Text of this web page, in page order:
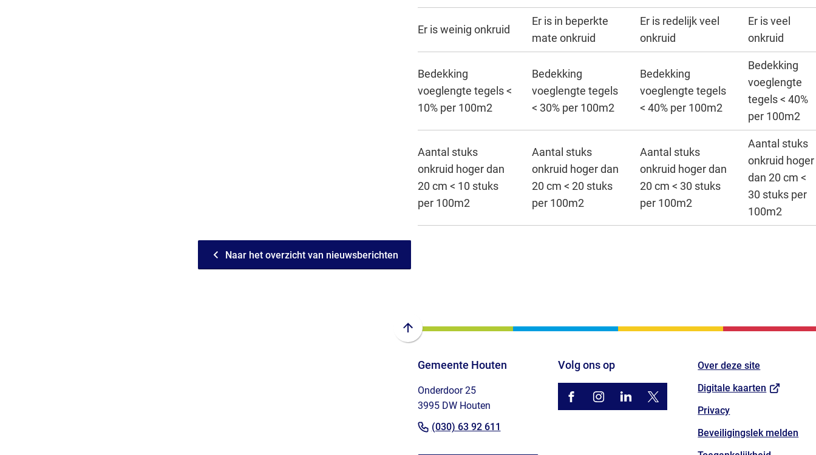
Er is weinig onkruid
Er is in beperkte
mate onkruid
Er is redelijk veel
onkruid
Er is veel
onkruid
Bedekking
voeglengte tegels <
10% per 100m2
Bedekking
voeglengte tegels
< 30% per 100m2
Bedekking
voeglengte tegels
< 40% per 100m2
Bedekking
voeglengte
tegels < 40%
per 100m2
Aantal stuks
onkruid hoger dan
20 cm < 10 stuks
per 100m2
Aantal stuks
onkruid hoger dan
20 cm < 20 stuks
per 100m2
Aantal stuks
onkruid hoger dan
20 cm < 30 stuks
per 100m2
Aantal stuks
onkruid hoger
dan 20 cm <
30 stuks per
100m2
Naar het overzicht van nieuwsberichten
Scroll
boven
het
begin
van
Gemeente Houten
Onderdoor 25
3995 DW Houten
(030) 63 92 611
Volg ons op
/gemhouten
(Verwijstgemhouten
(Verwijstgemeente-
(Verwijst@gemhouten
(Verwijst
Over deze site
Digitale kaarten (Verwijst
externe
Privacy
Beveiligingslek melden